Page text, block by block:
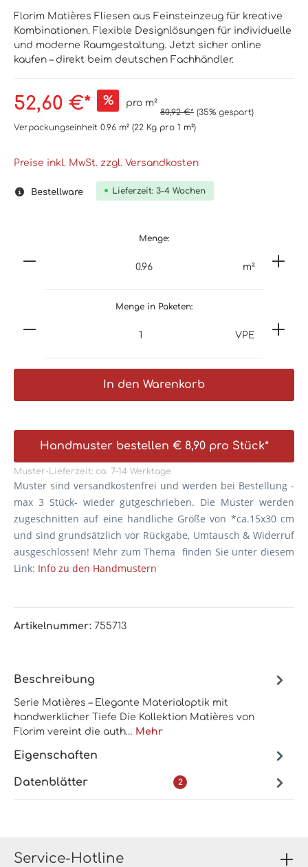
Florim Matières Fliesen aus Feinsteinzeug für kreative
Kombinationen. Flexible Designlösungen für individuelle
und moderne Raumgestaltung. Jetzt sicher online
kaufen – direkt beim deutschen Fachhändler.
52,60 €* % pro m²
80,92 €* (35% gespart)
Verpackungseinheit 0.96 m² (22 Kg pro 1 m²)
Preise inkl. MwSt. zzgl. Versandkosten
Bestellware Lieferzeit: 3-4 Wochen
Menge:
m²
Menge in Paketen:
VPE
In den Warenkorb
Handmuster bestellen € 8,90 pro Stück*
Muster-Lieferzeit: ca. 7–14 Werktage
Muster sind versandkostenfrei und werden bei Bestellung -
max 3 Stück- wieder gutgeschrieben. Die Muster werden
zugeschnitten auf eine handliche Größe von *ca.15x30 cm
und sind grundsätzlich vor Rückgabe, Umtausch & Widerruf
ausgeschlossen! Mehr zum Thema finden Sie unter diesem
Link: Info zu den Handmustern
Artikelnummer: 755713
Beschreibung
Serie Matières – Elegante Materialoptik mit
handwerklicher Tiefe Die Kollektion Matières von
Florim vereint die auth… Mehr
Eigenschaften
Datenblätter 2
Service-Hotline